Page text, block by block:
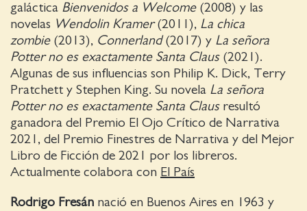
galáctica Bienvenidos a Welcome(2008) y las
novelas Wendolin Kramer(2011), La chica
zombie(2013), Connerland(2017) y La señora
Potter no es exactamente Santa Claus(2021).
Algunas de sus influencias son Philip K. Dick, Terry
Pratchett y Stephen King. Su novela La señora
Potter no es exactamente Santa Clausresultó
ganadora del Premio El Ojo Crítico de Narrativa
2021, del Premio Finestres de Narrativa​ y del Mejor
Libro de Ficción de 2021 por los libreros​.
Actualmente colabora con El País
Rodrigo Fresán nació en Buenos Aires en 1963 y